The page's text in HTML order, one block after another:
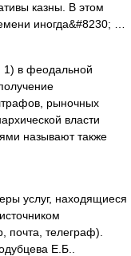
казны. В этом
иногда&#8230; …
1) в феодальной
рыночных
власти
называют также
услуг, находящиеся
почта, телеграф).
Е.Б..